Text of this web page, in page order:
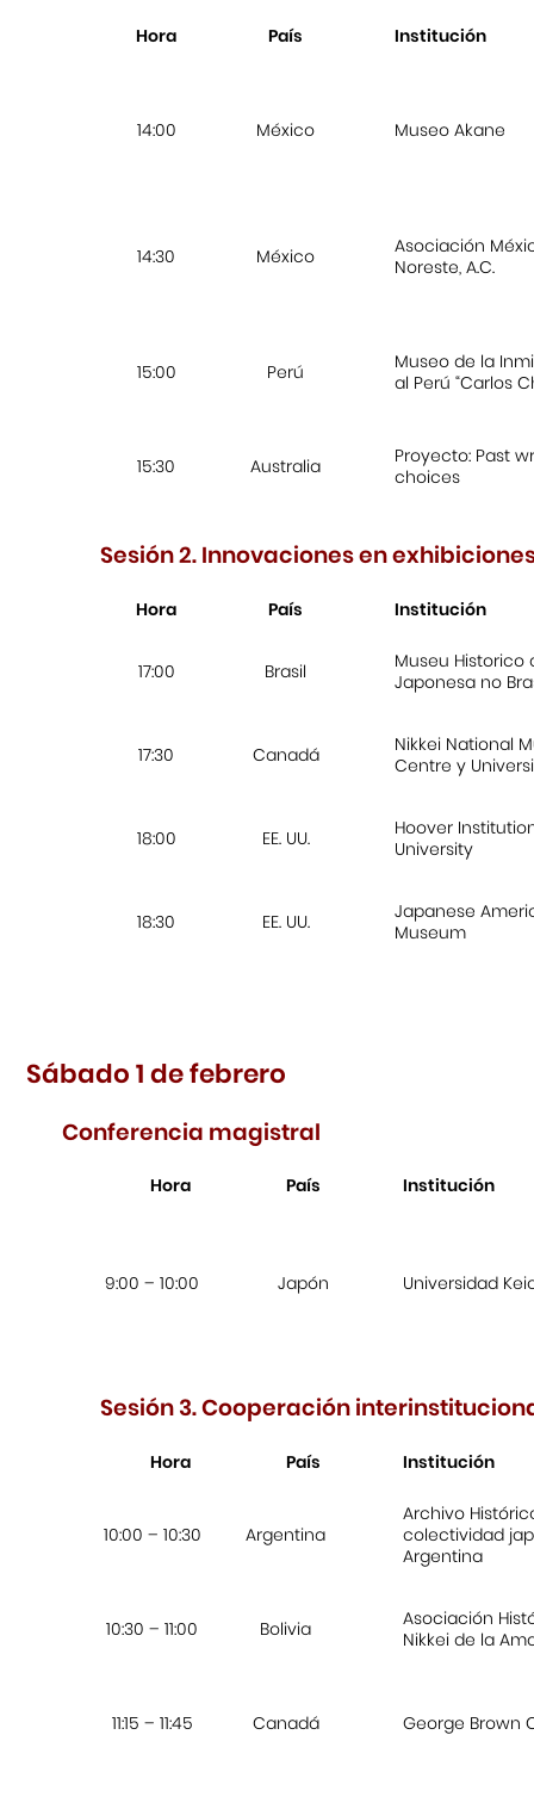
Hora País Institución
14:00 México Museo Akane
14:30 México
Asociación
Noreste, A.C.
15:00 Perú
Museo de la
al Perú “Carlos
15:30 Australia
Proyecto: Past
choices
Sesión 2. Innovaciones en
Hora País Institución
17:00 Brasil
Museu
Japonesa no
17:30 Canadá
Nikkei National
Centre y
18:00 EE. UU.
Hoover
University
18:30 EE. UU.
Japanese
Museum
Sábado 1 de febrero
Conferencia magistral
Hora País Institución
9:00 – 10:00 Japón Universidad
Sesión 3. Cooperación
Hora País Institución
10:00 – 10:30 Argentina
Archivo
colectividad
Argentina
10:30 – 11:00 Bolivia
Asociación
Nikkei de la
11:15 – 11:45 Canadá George Brown